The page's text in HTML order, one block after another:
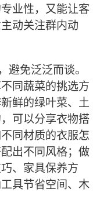
业性，又能让客
动关注群内动
避免泛泛而谈。
同蔬菜的挑选方
鲜的绿叶菜、土
可以分享衣物搭
同材质的衣服怎
出不同风格；做
、家具保养方
具节省空间、木